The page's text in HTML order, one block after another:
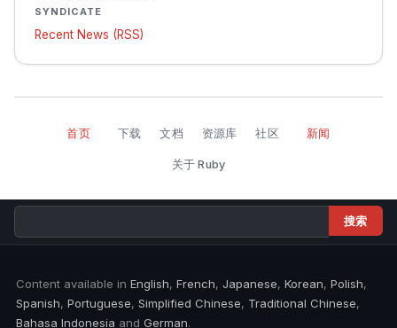
SYNDICATE
Recent News (RSS)
首页 下载 文档 资源库 社区 新闻
关于 Ruby
Content available in English, French, Japanese, Korean, Polish,
Spanish, Portuguese, Simplified Chinese, Traditional Chinese,
Bahasa Indonesia and German.